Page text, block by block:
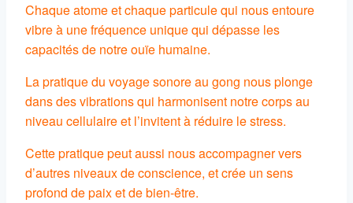
Chaque atome et chaque particule qui nous entoure
vibre à une fréquence unique qui dépasse les
capacités de notre ouïe humaine.
La pratique du voyage sonore au gong nous plonge
dans des vibrations qui harmonisent notre corps au
niveau cellulaire et l’invitent à réduire le stress.
Cette pratique peut aussi nous accompagner vers
d’autres niveaux de conscience, et crée un sens
profond de paix et de bien-être.